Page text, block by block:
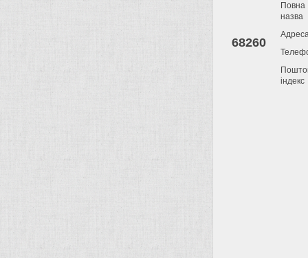
68260
Повна
назва
індекс